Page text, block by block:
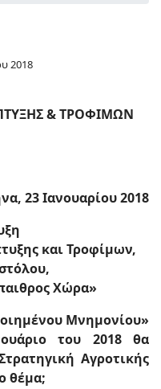
2018
& ΤΡΟΦΙΜΩΝ
23 Ιανουαρίου 2018
και Τροφίμων,
Χώρα»
Μνημονίου»
του 2018 θα
Αγροτικής
θέμα;